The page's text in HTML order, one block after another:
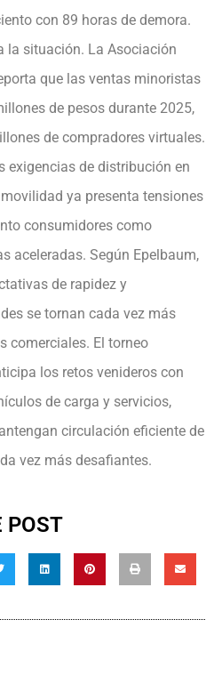
con 89 horas de demora.
la situación. La Asociación
que las ventas minoristas
de pesos durante 2025,
de compradores virtuales.
exigencias de distribución en
ya presenta tensiones
consumidores como
aceleradas. Según Epelbaum,
de rapidez y
se tornan cada vez más
comerciales. El torneo
los retos venideros con
de carga y servicios,
circulación eficiente de
vez más desafiantes.
POST